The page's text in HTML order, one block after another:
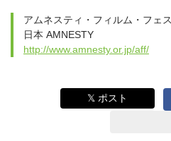
アムネスティ・フィルム・フェ
日本 AMNESTY
http://www.amnesty.or.jp/aff/
𝕏 ポスト